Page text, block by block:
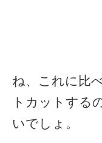
ね、これに比
トカットする
いでしょ。